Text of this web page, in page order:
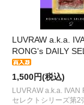
LUVRAW a.k.a.
RONG's DAILY
1,500円(税込)
LUVRAW a.k.a. IVAN
セレクトシリーズ第2